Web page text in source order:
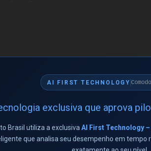
todo o banco de dados de questões do
20 questões sorteadas randomicamente à cada
exibido:
Corretas, Incorretas e em Branco.
e em Branco
AI FIRST TECHNOLOGY
exclusiva que aprova
Brasil utiliza a exclusiva AI First Technology
que analisa seu desempenho em tempo